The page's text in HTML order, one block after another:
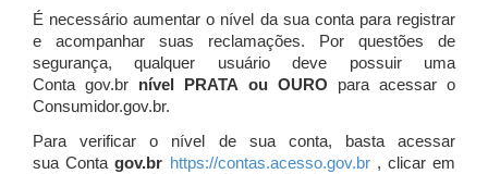
É necessário aumentar o nível da sua conta para registrar
e acompanhar suas reclamações. Por questões de
segurança, qualquer usuário deve possuir uma
Conta gov.br nível PRATA ou OURO para acessar o
Consumidor.gov.br.
Para verificar o nível de sua conta, basta acessar
sua Contagov.br https://contas.acesso.gov.br, clicar em